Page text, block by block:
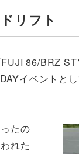
リフト
86/BRZ
イベントと
たの
れた